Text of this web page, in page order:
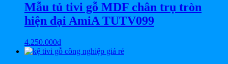
Mẫu tủ tivi gỗ MDF chân trụ tròn
hiện đại AmiA TUTV099
4.250.000₫